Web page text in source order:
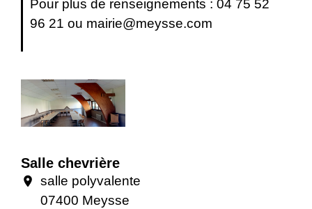
Pour plus de renseignements : 04 75 52
96 21 ou mairie@meysse.com
Salle chevrière
location_on salle polyvalente
07400 Meysse